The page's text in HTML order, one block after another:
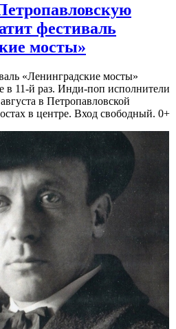
фестиваль
мосты»
«Ленинградские мосты»
в 11-й раз. Инди-поп исполнители
в Петропавловской
в центре. Вход свободный. 0+